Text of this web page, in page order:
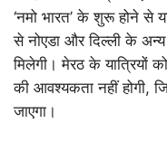
‘नमो भारत’ के शुरू होने से
से नोएडा और दिल्ली के
मिलेगी। मेरठ के यात्रियों
की आवश्यकता नहीं होगी,
जाएगा।